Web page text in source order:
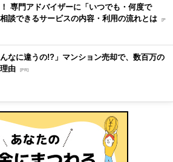
専門アドバイザーに「いつでも・何度で
談できるサービスの内容・利用の流れとは [P
んなに違うの!?」マンション売却で、数百万の
由 [PR]